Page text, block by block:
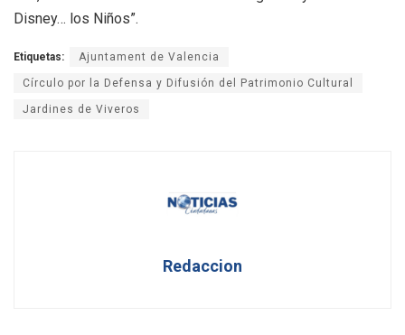
Disney… los Niños”.
Etiquetas: Ajuntament de Valencia
Círculo por la Defensa y Difusión del Patrimonio Cultural
Jardines de Viveros
Redaccion